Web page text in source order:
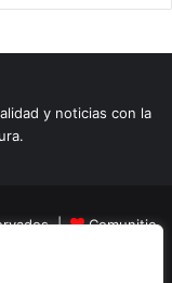
y noticias con la
|
Comunitic